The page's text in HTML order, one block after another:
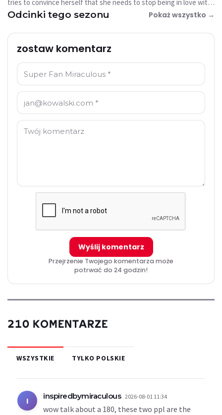
tries to convince herself that she needs to stop being in love with
Adrien because it diverts her from her role as a superhero, she
a lot lastly... As for Adrien, he is becoming increasingly interested in
Marinette. What if she were more than just a friend? He doesn’t
know that, by inviting Marinette out, he is about to unleash a
whirlwind of feelings that will change their lives...
Odcinki tego sezonu Pokaż wszystko →
zostaw komentarz
Imię: *
E-mail: *
Komentarz: *
Wyślij komentarz
Przejrzenie Twojego komentarza może
potrwać do 24 godzin!
210 KOMENTARZE
WSZYSTKIE TYLKO POLSKIE
I inspiredbymiraculous 2026-08-01 11:34
wow talk about a 180, these two ppl are the